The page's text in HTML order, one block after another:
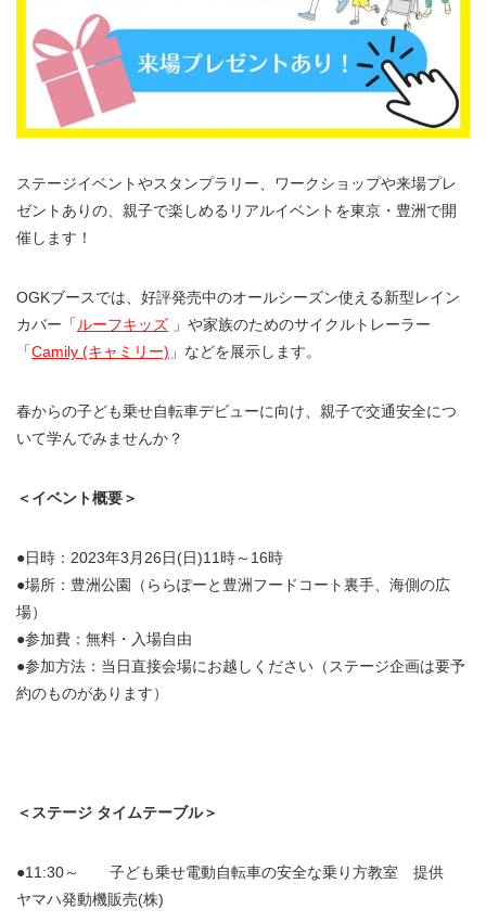
ステージイベントやスタンプラリー、ワークショップや来場プレ
ゼントありの、親子で楽しめるリアルイベントを東京・豊洲で開
催します！
OGKブースでは、好評発売中のオールシーズン使える新型レイン
カバー「ルーフキッズ 」や家族のためのサイクルトレーラー
「Camily (キャミリー) 」などを展示します。
春からの子ども乗せ自転車デビューに向け、親子で交通安全につ
いて学んでみませんか？
＜イベント概要＞
●日時：2023年3月26日(日)11時～16時
●場所：豊洲公園（ららぽーと豊洲フードコート裏手、海側の広
場）
●参加費：無料・入場自由
●参加方法：当日直接会場にお越しください（ステージ企画は要予
約のものがあります）
＜ステージ タイムテーブル＞
●11:30～ 子ども乗せ電動自転車の安全な乗り方教室 提供
ヤマハ発動機販売(株)